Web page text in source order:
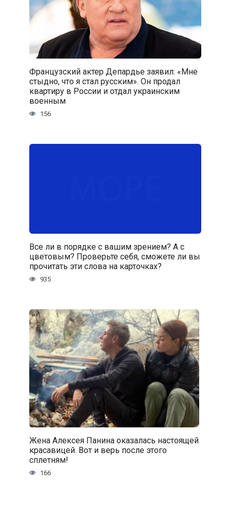
Французский актер Депардье заявил: «Мне
стыдно, что я стал русским». Он продал
квартиру в России и отдал украинским
военным
156
Все ли в порядке с вашим зрением? А с
цветовым? Проверьте себя, сможете ли вы
прочитать эти слова на карточках?
935
Жена Алексея Панина оказалась настоящей
красавицей. Вот и верь после этого
сплетням!
166